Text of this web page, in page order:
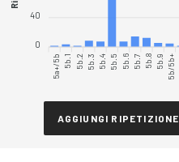
40
0
5a+/5b 5b.1 5b.2 5b.3 5b.4 5b.5 5b.6 5b.7 5b.8 5b.9 5b/5b+
AGGIUNGI RIPETIZIONE